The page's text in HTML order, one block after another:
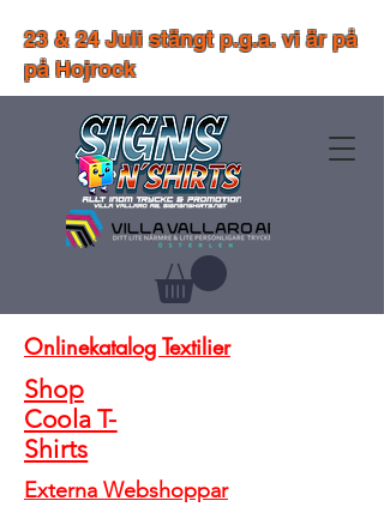
Shop
Coola T-
Shirts
Onlinekatalog Textilier
Externa Webshoppar
23 & 24 Juli stängt p.g.a. vi är på
på Hojrock